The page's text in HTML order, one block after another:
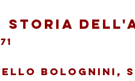
storia
bolognini,